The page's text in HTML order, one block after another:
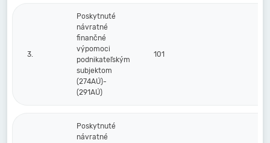
3.
Poskytnuté
návratné
finančné
výpomoci
podnikateľským
subjektom
(274AÚ)-
(291AÚ)
101
Poskytnuté
návratné